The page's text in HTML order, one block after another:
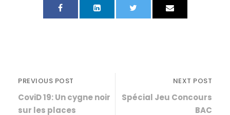
PREVIOUS POST
CoviD 19: Un cygne noir
sur les places
NEXT POST
Spécial Jeu Concours
BAC